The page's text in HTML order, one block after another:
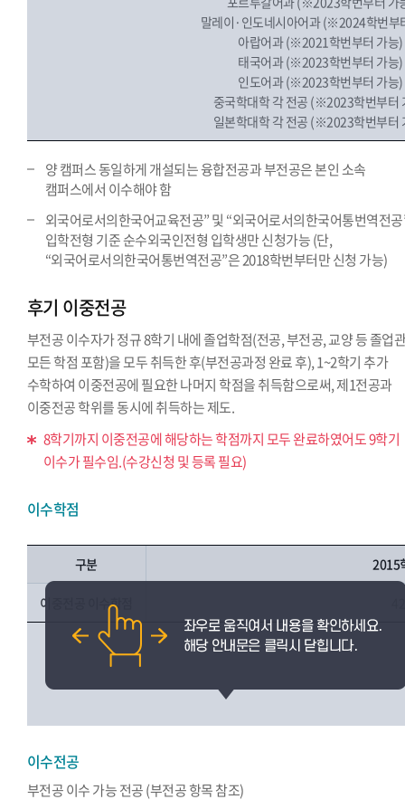
말레이·인도네시아어과 (※2024학번부
아랍어과 (※2021학번부터 가능)
태국어과 (※2023학번부터 가능)
인도어과 (※2023학번부터 가능)
중국학대학 각 전공 (※2023학번부터
일본학대학 각 전공 (※2023학번부터
양 캠퍼스 동일하게 개설되는 융합전공과 부전공은 본인 소속
캠퍼스에서 이수해야 함
외국어로서의한국어교육전공” 및 “외국어로서의한국어통번역전
입학전형 기준 순수외국인전형 입학생만 신청가능 (단,
“외국어로서의한국어통번역전공”은 2018학번부터만 신청 가능)
후기 이중전공
부전공 이수자가 정규 8학기 내에 졸업학점(전공, 부전공, 교양 등 졸업
모든 학점 포함)을 모두 취득한 후(부전공과정 완료 후), 1~2학기 추가
수학하여 이중전공에 필요한 나머지 학점을 취득함으로써, 제1전공과
이중전공 학위를 동시에 취득하는 제도.
8학기까지 이중전공에 해당하는 학점까지 모두 완료하였어도 9학기
이수가 필수임.(수강신청 및 등록 필요)
이수학점
구분 2015
이중전공 이수학점
이수전공
부전공 이수 가능 전공 (부전공 항목 참조)